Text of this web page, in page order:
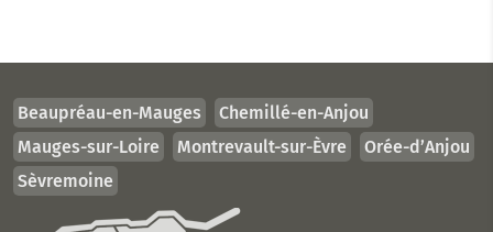
Beaupréau-en-Mauges
Chemillé-en-Anjou
Mauges-sur-Loire
Montrevault-sur-Èvre
Orée-d’Anjou
Sèvremoine